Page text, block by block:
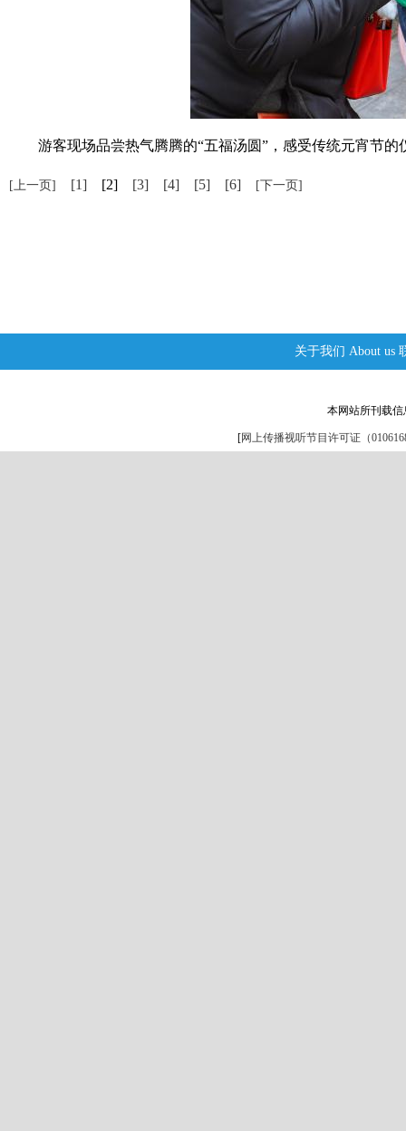
游客现场品尝热气腾腾的“五福汤圆”，感受传统元宵节
[上一页] [1] [2] [3] [4] [5] [6] [下一页]
关于我们 About us
本网站所刊载
[网上传播视听节目许可证（